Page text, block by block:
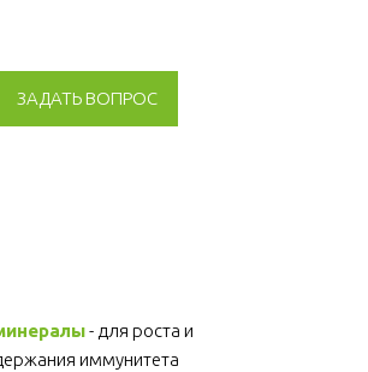
ЗАДАТЬ ВОПРОС
- для роста и
иммунитета